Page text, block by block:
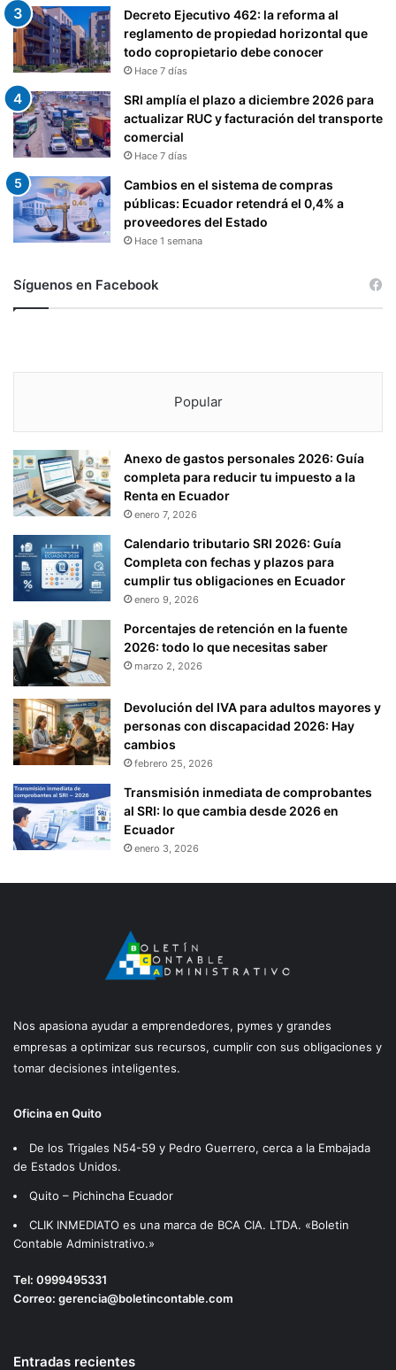
Decreto Ejecutivo 462: la reforma al
reglamento de propiedad horizontal que
todo copropietario debe conocer
Hace 7 días
SRI amplía el plazo a diciembre 2026 para
actualizar RUC y facturación del transporte
comercial
Hace 7 días
Cambios en el sistema de compras
públicas: Ecuador retendrá el 0,4% a
proveedores del Estado
Hace 1 semana
Síguenos en Facebook
Popular
Anexo de gastos personales 2026: Guía
completa para reducir tu impuesto a la
Renta en Ecuador
enero 7, 2026
Calendario tributario SRI 2026: Guía
Completa con fechas y plazos para
cumplir tus obligaciones en Ecuador
enero 9, 2026
Porcentajes de retención en la fuente
2026: todo lo que necesitas saber
marzo 2, 2026
Devolución del IVA para adultos mayores y
personas con discapacidad 2026: Hay
cambios
febrero 25, 2026
Transmisión inmediata de comprobantes
al SRI: lo que cambia desde 2026 en
Ecuador
enero 3, 2026
Nos apasiona ayudar a emprendedores, pymes y grandes
empresas a optimizar sus recursos, cumplir con sus obligaciones y
tomar decisiones inteligentes.
Oficina en Quito
De los Trigales N54-59 y Pedro Guerrero, cerca a la Embajada
de Estados Unidos.
Quito – Pichincha Ecuador
CLIK INMEDIATO es una marca de BCA CIA. LTDA. «Boletin
Contable Administrativo.»
Tel: 0999495331
Correo: gerencia@boletincontable.com
Entradas recientes